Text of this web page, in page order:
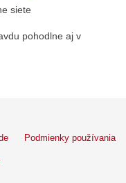
siete
pohodlne aj v
Podmienky používania